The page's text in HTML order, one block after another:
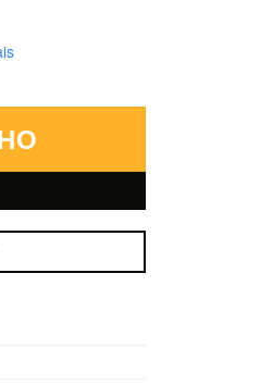
– PlayStation 3 – Mídia Digital